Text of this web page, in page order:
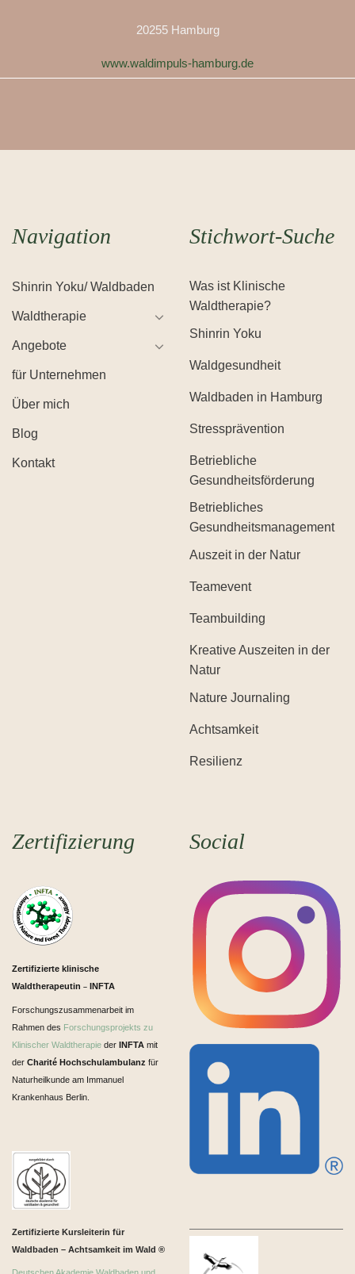
20255 Hamburg
www.waldimpuls-hamburg.de
Navigation
Shinrin Yoku/ Waldbaden
Waldtherapie
Angebote
für Unternehmen
Über mich
Blog
Kontakt
Stichwort-Suche
Was ist Klinische
Waldtherapie?
Shinrin Yoku
Waldgesundheit
Waldbaden in Hamburg
Stressprävention
Betriebliche
Gesundheitsförderung
Betriebliches
Gesundheitsmanagement
Auszeit in der Natur
Teamevent
Teambuilding
Kreative Auszeiten in der
Natur
Nature Journaling
Achtsamkeit
Resilienz
Zertifizierung
Zertifizierte klinische
Waldtherapeutin – INFTA
Forschungszusammenarbeit im
Rahmen des Forschungsprojekts zu
Klinischer Waldtherapie der INFTA mit
der Charité Hochschulambulanz für
Naturheilkunde am Immanuel
Krankenhaus Berlin.
Zertifizierte Kursleiterin für
Waldbaden – Achtsamkeit im Wald ®
Social